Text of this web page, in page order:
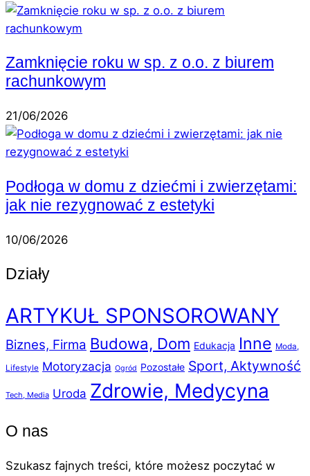
Zamknięcie roku w sp. z o.o. z biurem
rachunkowym
21/06/2026
Podłoga w domu z dziećmi i zwierzętami:
jak nie rezygnować z estetyki
10/06/2026
Działy
ARTYKUŁ SPONSOROWANY
Biznes, Firma Budowa, Dom Edukacja Inne Moda,
Lifestyle Motoryzacja Ogród Pozostałe Sport, Aktywność
Tech, Media Uroda Zdrowie, Medycyna
O nas
Szukasz fajnych treści, które możesz poczytać w